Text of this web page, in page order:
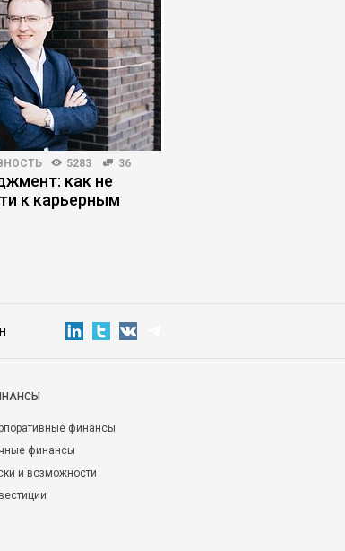
5283 36
как не
к карьерным
финансы
финансы
и возможности